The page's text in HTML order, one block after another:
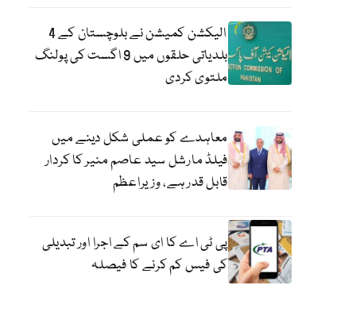
الیکشن کمیشن نے بلوچستان کے 4
بلدیاتی حلقوں میں 9 اگست کی پولنگ
ملتوی کردی
معاہدے کو عملی شکل دینے میں
فیلڈ مارشل سید عاصم منیر کا کردار
قابل قدر ہے، وزیراعظم
پی ٹی اے کا ای سم کے اجرا اور تبدیلی
کی فیس کم کرنے کا فیصلہ